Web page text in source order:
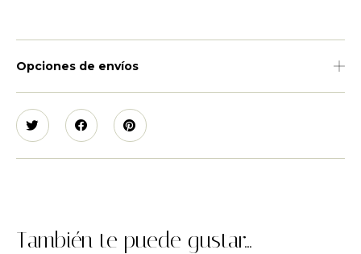
Opciones de envíos
También te puede gustar...